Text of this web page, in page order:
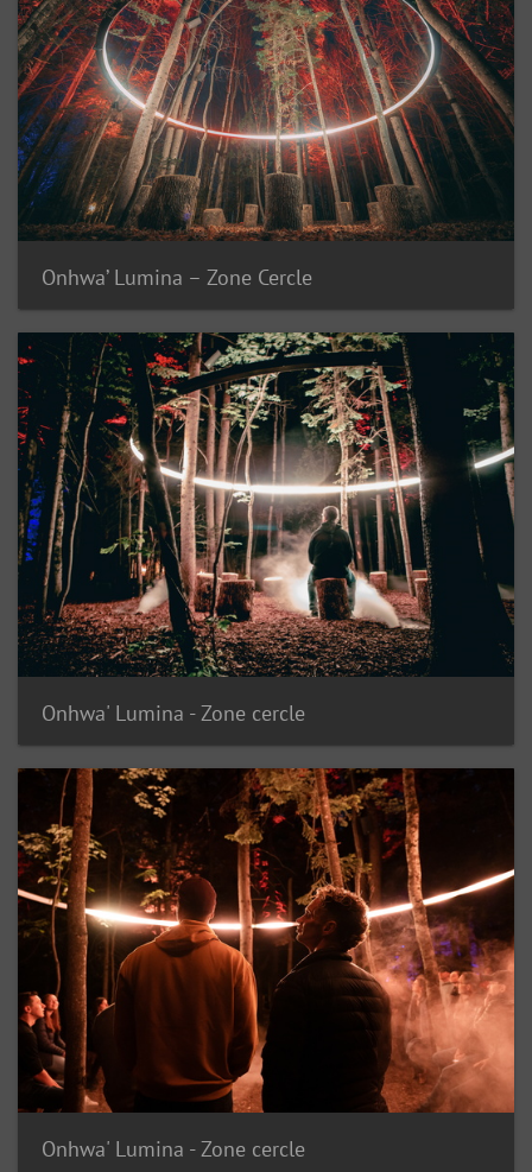
Onhwa’ Lumina – Zone Cercle
Onhwa' Lumina - Zone cercle
Onhwa' Lumina - Zone cercle